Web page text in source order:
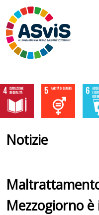
Notizie
Mezzogiorno